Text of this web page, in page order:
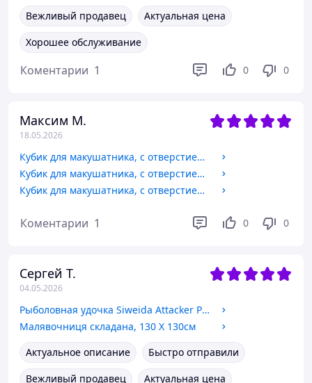
Вежливый продавец
Актуальная цена
Хорошее обслуживание
Коментарии 1 0 0
Максим М.
18.05.2026
Кубик для макушатника, с отверстием, вкус Малина, размер 45х45х20мм, 65г
Кубик для макушатника, с отверстием, вкус Шелковица, размер 45х45х20мм, 65г
Кубик для макушатника, с отверстием, вкус Персик, размер 45х45х20мм, 65г
Коментарии 1 0 0
Сергей Т.
04.05.2026
Рыболовная удочка Siweida Attacker Pole без колец, 6,0м, тест 5-25гр
Малявочниця складана, 130 Х 130см
Актуальное описание
Быстро отправили
Вежливый продавец
Актуальная цена